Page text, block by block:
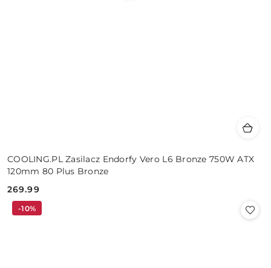
COOLING.PL Zasilacz Endorfy Vero L6 Bronze 750W ATX
120mm 80 Plus Bronze
Cena:
269.99
-10%